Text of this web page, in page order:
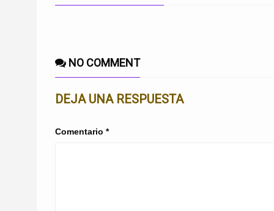
NO COMMENT
DEJA UNA RESPUESTA
Comentario *